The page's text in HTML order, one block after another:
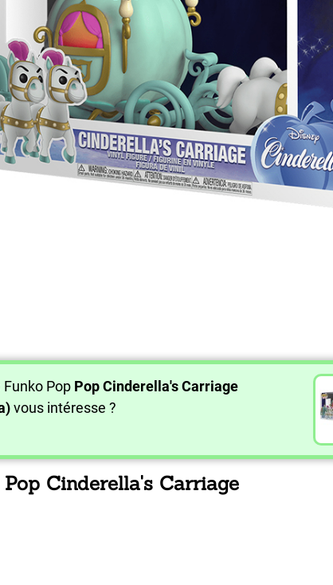
Pop Pop Cinderella's Carriage
vous intéresse ?
Cinderella's Carriage